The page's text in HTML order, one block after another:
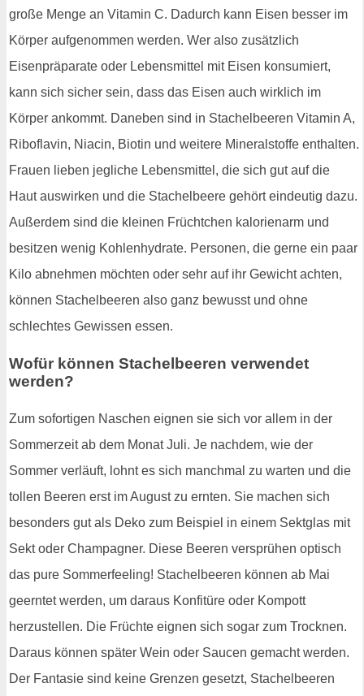
große Menge an Vitamin C. Dadurch kann Eisen besser im
Körper aufgenommen werden. Wer also zusätzlich
Eisenpräparate oder Lebensmittel mit Eisen konsumiert,
kann sich sicher sein, dass das Eisen auch wirklich im
Körper ankommt. Daneben sind in Stachelbeeren Vitamin A,
Riboflavin, Niacin, Biotin und weitere Mineralstoffe enthalten.
Frauen lieben jegliche Lebensmittel, die sich gut auf die
Haut auswirken und die Stachelbeere gehört eindeutig dazu.
Außerdem sind die kleinen Früchtchen kalorienarm und
besitzen wenig Kohlenhydrate. Personen, die gerne ein paar
Kilo abnehmen möchten oder sehr auf ihr Gewicht achten,
können Stachelbeeren also ganz bewusst und ohne
schlechtes Gewissen essen.
Wofür können Stachelbeeren verwendet
werden?
Zum sofortigen Naschen eignen sie sich vor allem in der
Sommerzeit ab dem Monat Juli. Je nachdem, wie der
Sommer verläuft, lohnt es sich manchmal zu warten und die
tollen Beeren erst im August zu ernten. Sie machen sich
besonders gut als Deko zum Beispiel in einem Sektglas mit
Sekt oder Champagner. Diese Beeren versprühen optisch
das pure Sommerfeeling! Stachelbeeren können ab Mai
geerntet werden, um daraus Konfitüre oder Kompott
herzustellen. Die Früchte eignen sich sogar zum Trocknen.
Daraus können später Wein oder Saucen gemacht werden.
Der Fantasie sind keine Grenzen gesetzt, Stachelbeeren